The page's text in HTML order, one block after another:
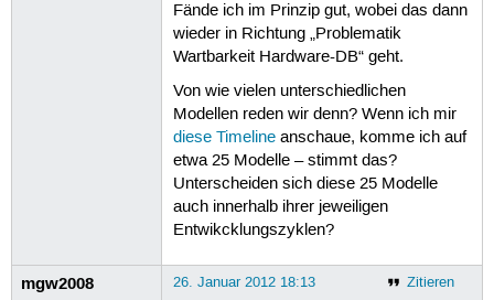
Fände ich im Prinzip gut, wobei das dann
wieder in Richtung „Problematik
Wartbarkeit Hardware-DB“ geht.
Von wie vielen unterschiedlichen
Modellen reden wir denn? Wenn ich mir
diese Timelineanschaue, komme ich auf
etwa 25 Modelle – stimmt das?
Unterscheiden sich diese 25 Modelle
auch innerhalb ihrer jeweiligen
Entwikcklungszyklen?
mgw2008 Zitieren
26. Januar 2012 18:13